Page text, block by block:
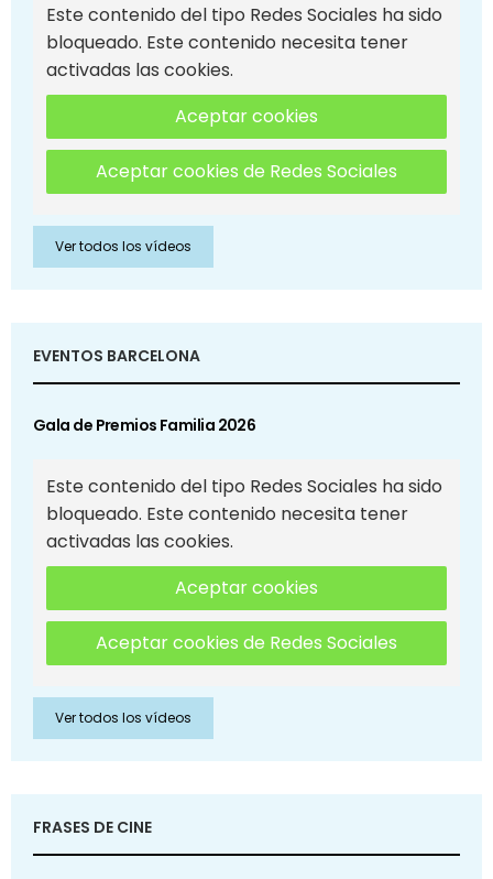
Este contenido del tipo Redes Sociales ha sido
bloqueado. Este contenido necesita tener
activadas las cookies.
Aceptar cookies
Aceptar cookies de Redes Sociales
Ver todos los vídeos
EVENTOS BARCELONA
Gala de Premios Familia 2026
Este contenido del tipo Redes Sociales ha sido
bloqueado. Este contenido necesita tener
activadas las cookies.
Aceptar cookies
Aceptar cookies de Redes Sociales
Ver todos los vídeos
FRASES DE CINE